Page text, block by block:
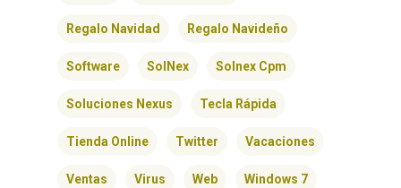
Regalo Navidad Regalo Navideño
Software SolNex Solnex Cpm
Soluciones Nexus Tecla Rápida
Tienda Online Twitter Vacaciones
Ventas Virus Web Windows 7